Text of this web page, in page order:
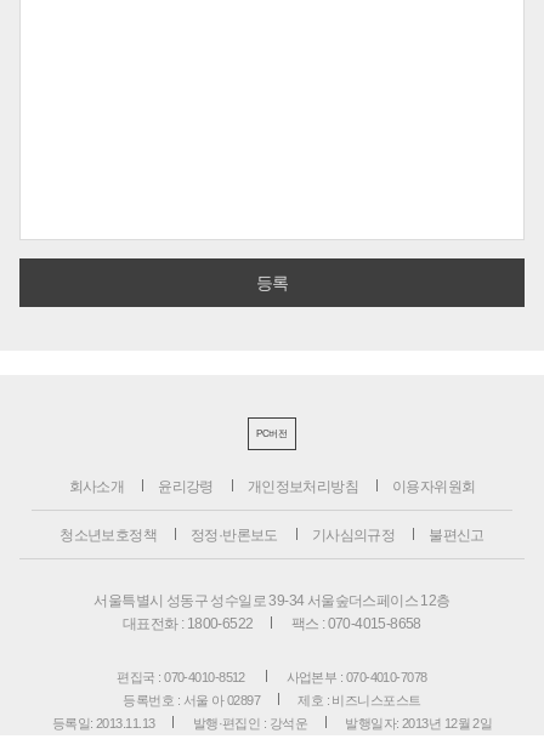
PC버전
회사소개 윤리강령 개인정보처리방침 이용자위원회
청소년보호정책 정정·반론보도 기사심의규정 불편신고
서울특별시 성동구 성수일로 39-34 서울숲더스페이스 12층
대표전화 : 1800-6522
팩스 : 070-4015-8658
편집국 : 070-4010-8512
사업본부 : 070-4010-7078
등록번호 : 서울 아 02897
제호 : 비즈니스포스트
등록일: 2013.11.13
발행·편집인 : 강석운
발행일자: 2013년 12월 2일